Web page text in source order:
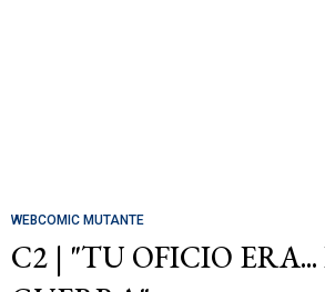
WEBCOMIC MUTANTE
C2 | "TU OFICIO